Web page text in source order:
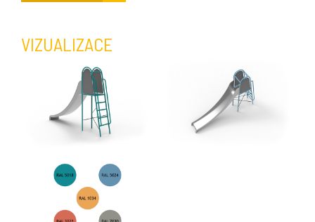
VIZUALIZACE